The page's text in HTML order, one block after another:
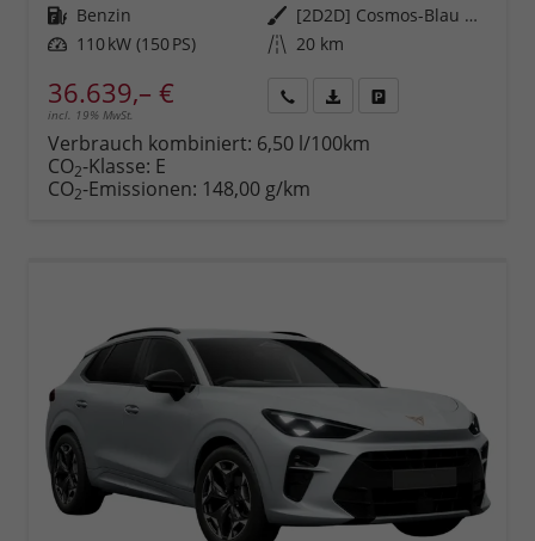
Kraftstoff Benzin Außenfarbe
[2D2D] Cosmos-Blau Metallic
Leistung 110 kW (150 PS) Kilometerstand 20 km
36.639,– €
incl. 19% MwSt.
anfordern
Datei,
Verbrauch kombiniert: 6,50 l/100km
CO2-Klasse: E
CO2-Emissionen: 148,00 g/km